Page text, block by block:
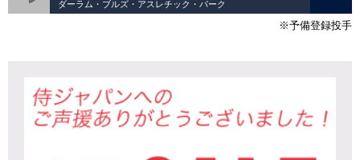
ダーラム・ブルズ・アスレチック・パーク
※予備登録投手